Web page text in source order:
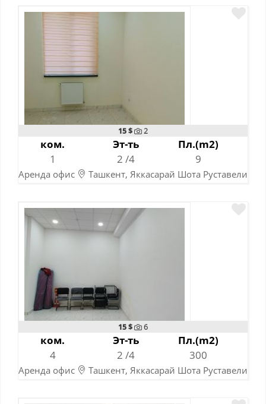
15 $ 2
ком.
1
Эт-ть
2 /4
Пл.(m2)
9
Аренда офис Ташкент, Яккасарай Шота Руставели
15 $ 6
ком.
4
Эт-ть
2 /4
Пл.(m2)
300
Аренда офис Ташкент, Яккасарай Шота Руставели